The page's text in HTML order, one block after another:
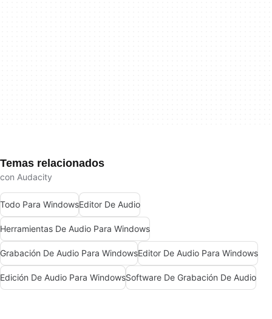
Temas relacionados
con Audacity
Todo Para WindowsEditor De Audio
Herramientas De Audio Para Windows
Grabación De Audio Para WindowsEditor De Audio Para Windows
Edición De Audio Para WindowsSoftware De Grabación De Audio